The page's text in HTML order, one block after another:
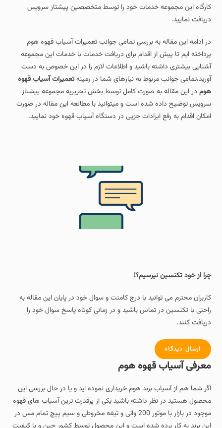
کارگاه این مجموعه خدمات خود را توسط متخصصین پیشتاز سرویس
دریافت نمایید.
در ادامه این مقاله به بررسی تمامی جوانب تعمیرات آسیاب قهوه هوم
پرداخته ایم تا پیش از اقدام برای دریافت خدمات با خدمات این مجموعه
آشنایی بیشتری داشته باشید و اطلاعات لازم را در این خصوص به دست
آورید،تمامی جوانب مربوط به نیازهای شما در زمینهتعمیرات آسیاب قهوه
هوم در این مقاله به صورت کامل توسط بخش تحریریه مجموعه پیشتاز
سرویس توضیح داده شده است و میتوانید با مطالعه این مقاله در صورت
امکان اقدام به رفع ایرادات جزیی در دستگاه آسیاب قهوه خود نمایید.
چرا از خود تکنسین نپرسیم؟!
کاربران محترم می توانید با درج کامنت و سوال خود در پایان این مقاله به
راحتی با تکنسین در تماس باشید و در زمانی کوتاه پاسخ سوال خود را
دریافت کنند.
ارسال دیدگاه
معرفی آسیاب قهوه هوم
اگر شما هم از آسیاب برند هوم خریداری نموده اید و یا در حال بررسی این
محصول هستید در نظر داشته باشید یکی از پرقدرت ترین آسیاب های قهوه
موجود در بازار با موتور 200 واتی و تیغه مخروطی و سیم پیچ تمام مس در